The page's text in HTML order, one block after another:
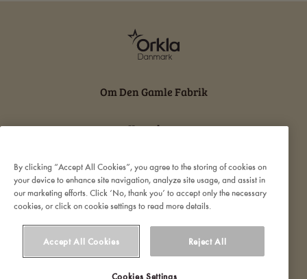
Om Den Gamle Fabrik
Kontakt os
Persondatabeskyttelse og cookies
Ansvarserklæring
By clicking “Accept All Cookies”, you agree to the storing of cookies on
your device to enhance site navigation, analyze site usage, and assist in
our marketing efforts. Click ‘No, thank you’ to accept only the necessary
cookies, or click on cookie settings to read more details.
Accept All Cookies Reject All
Cookies Settings